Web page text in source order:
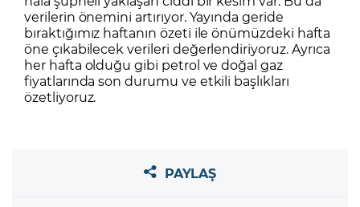
verilerin önemini artırıyor. Yayında geride
bıraktığımız haftanın özeti ile önümüzdeki hafta
öne çıkabilecek verileri değerlendiriyoruz. Ayrıca
her hafta olduğu gibi petrol ve doğal gaz
fiyatlarında son durumu ve etkili başlıkları
özetliyoruz.
PAYLAŞ